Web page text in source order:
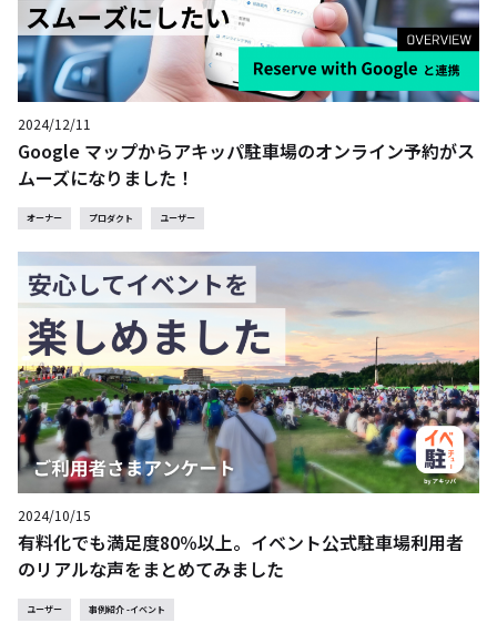
2024/12/11
Google マップからアキッパ駐車場のオンライン予約がス
ムーズになりました！
オーナー プロダクト ユーザー
2024/10/15
有料化でも満足度80％以上。イベント公式駐車場利用者
のリアルな声をまとめてみました
ユーザー 事例紹介 -イベント